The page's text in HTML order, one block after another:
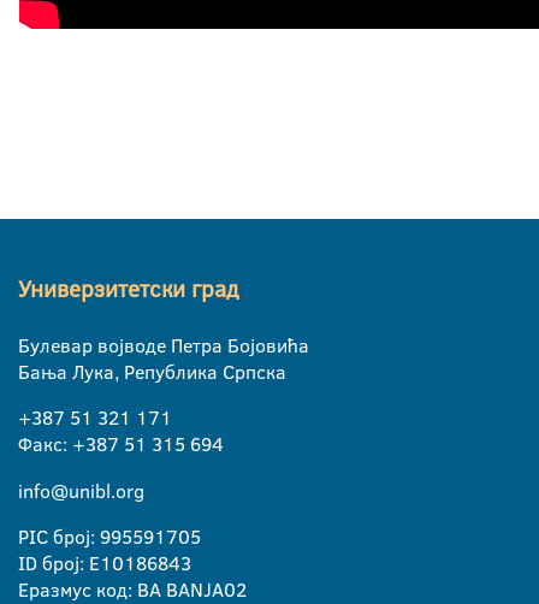
Универзитетски град
Булевар војводе Петра Бојовића
Бања Лука, Република Српска
+387 51 321 171
Факс: +387 51 315 694
info@unibl.org
PIC број: 995591705
ID број: E10186843
Еразмус код: BA BANJA02